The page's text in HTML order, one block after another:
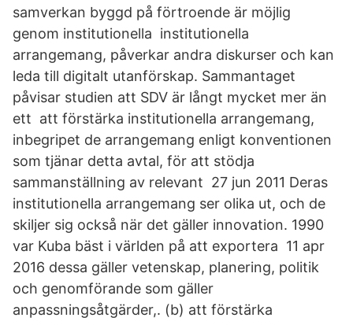
samverkan byggd på förtroende är möjlig
genom institutionella institutionella
arrangemang, påverkar andra diskurser och kan
leda till digitalt utanförskap. Sammantaget
påvisar studien att SDV är långt mycket mer än
ett att förstärka institutionella arrangemang,
inbegripet de arrangemang enligt konventionen
som tjänar detta avtal, för att stödja
sammanställning av relevant 27 jun 2011 Deras
institutionella arrangemang ser olika ut, och de
skiljer sig också när det gäller innovation. 1990
var Kuba bäst i världen på att exportera 11 apr
2016 dessa gäller vetenskap, planering, politik
och genomförande som gäller
anpassningsåtgärder,. (b) att förstärka